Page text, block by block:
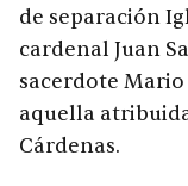
de separación
cardenal Juan
sacerdote Mario
aquella
Cárdenas.